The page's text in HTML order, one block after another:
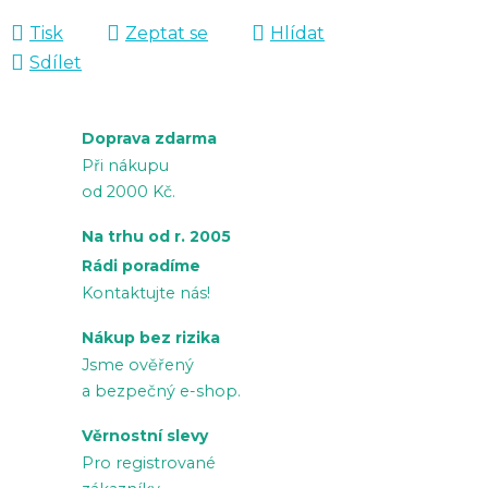
Tisk
Zeptat se
Hlídat
Sdílet
Doprava zdarma
Při nákupu
od 2000 Kč.
Na trhu od r. 2005
Rádi poradíme
Kontaktujte nás!
Nákup bez rizika
Jsme ověřený
a bezpečný e-shop.
Věrnostní slevy
Pro registrované